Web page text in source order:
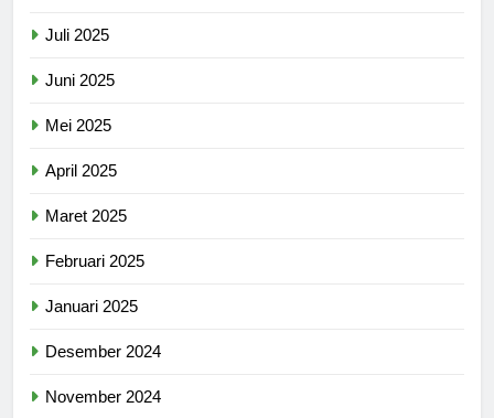
Juli 2025
Juni 2025
Mei 2025
April 2025
Maret 2025
Februari 2025
Januari 2025
Desember 2024
November 2024